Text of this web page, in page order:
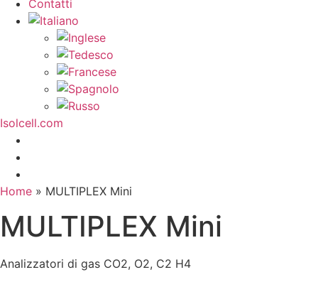
Contatti
Isolcell.com
Home » MULTIPLEX Mini
MULTIPLEX Mini
Analizzatori di gas CO2, O2, C2 H4